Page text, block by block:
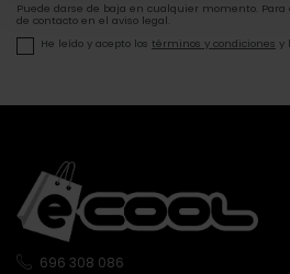
Puede darse de baja en cualquier momento.
de contacto en el aviso legal.
He leído y acepto los términos y condiciones y
696 308 086